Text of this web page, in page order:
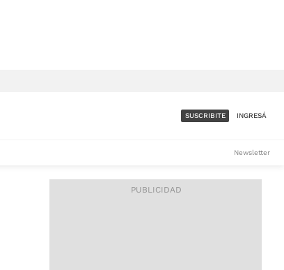
ACCESO FULL - $1.800/MES
SUSCRIBITE INGRESÁ
Newsletter